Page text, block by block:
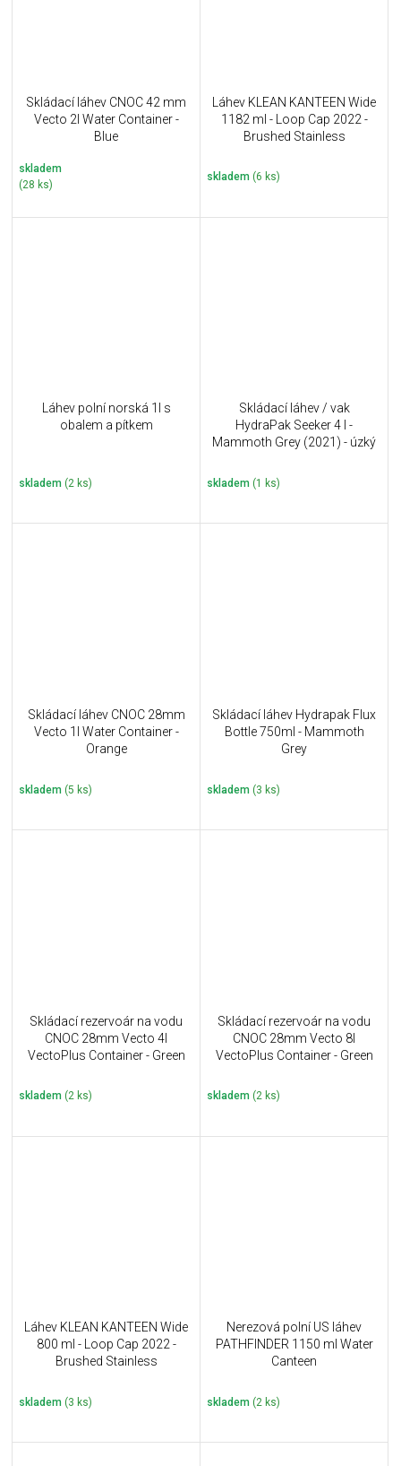
Skládací láhev CNOC 42 mm
Vecto 2l Water Container -
Blue
skladem
(28 ks)
Láhev KLEAN KANTEEN Wide
1182 ml - Loop Cap 2022 -
Brushed Stainless
skladem (6 ks)
Láhev polní norská 1l s
obalem a pítkem
skladem (2 ks)
Skládací láhev / vak
HydraPak Seeker 4 l -
Mammoth Grey (2021) - úzký
skladem (1 ks)
Skládací láhev CNOC 28mm
Vecto 1l Water Container -
Orange
skladem (5 ks)
Skládací láhev Hydrapak Flux
Bottle 750ml - Mammoth
Grey
skladem (3 ks)
Skládací rezervoár na vodu
CNOC 28mm Vecto 4l
VectoPlus Container - Green
skladem (2 ks)
Skládací rezervoár na vodu
CNOC 28mm Vecto 8l
VectoPlus Container - Green
skladem (2 ks)
Láhev KLEAN KANTEEN Wide
800 ml - Loop Cap 2022 -
Brushed Stainless
skladem (3 ks)
Nerezová polní US láhev
PATHFINDER 1150 ml Water
Canteen
skladem (2 ks)